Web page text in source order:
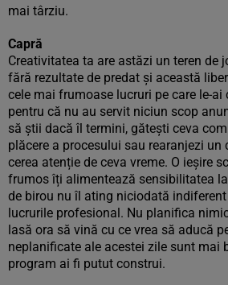
mai târziu.
Capră
Creativitatea ta are astăzi un teren de
fără rezultate de predat și această
cele mai frumoase lucruri pe care le-
pentru că nu au servit niciun scop
să știi dacă îl termini, gătești ceva
plăcere a procesului sau rearanjezi un
cerea atenție de ceva vreme. O ieșire
frumos îți alimentează sensibilitatea
de birou nu îl ating niciodată
lucrurile profesional. Nu planifica
lasă ora să vină cu ce vrea să aducă
neplanificate ale acestei zile sunt mai
program ai fi putut construi.